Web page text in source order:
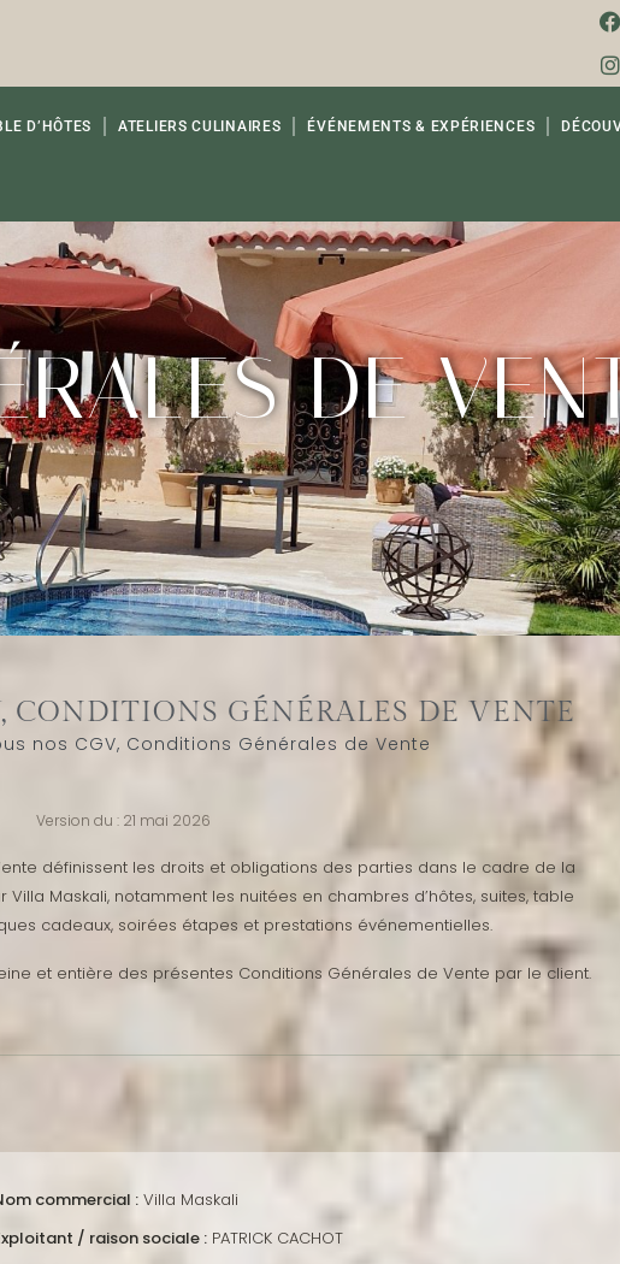
D’HÔTES ATELIERS CULINAIRES ÉVÉNEMENTS & EXPÉRIENCES
DE
GÉNÉRALES DE VENTE
nos CGV, Conditions Générales de Vente
Version du : 21 mai 2026
définissent les droits et obligations des parties dans le cadre de la
Maskali, notamment les nuitées en chambres d’hôtes, suites, table
cadeaux, soirées étapes et prestations événementielles.
et entière des présentes Conditions Générales de Vente par le client.
commercial : Villa Maskali
/ raison sociale : PATRICK CACHOT